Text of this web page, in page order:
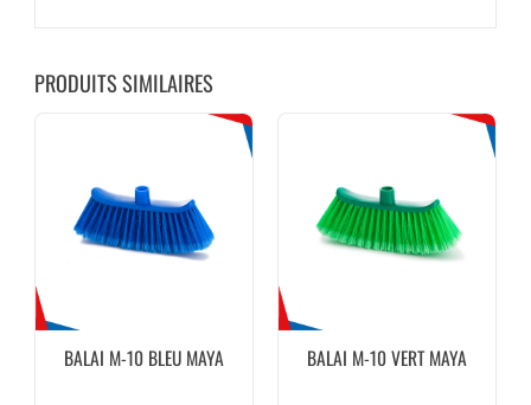
PRODUITS SIMILAIRES
BALAI M-10 BLEU MAYA BALAI M-10 VERT MAYA